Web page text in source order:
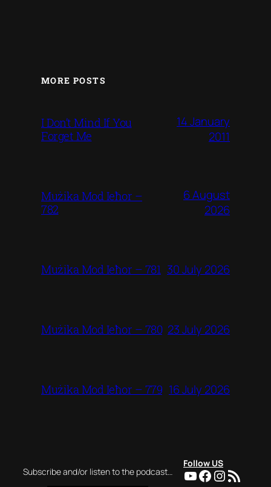
MORE POSTS
I Don’t Mind If You
Forget Me
14 January
2011
Mużika Mod Ieħor –
782
6 August
2026
Mużika Mod Ieħor – 781 30 July 2026
Mużika Mod Ieħor – 780 23 July 2026
Mużika Mod Ieħor – 779 16 July 2026
Subscribe and/or listen to the podcast…
Follow US
YouTube
Facebook
RSS Feed